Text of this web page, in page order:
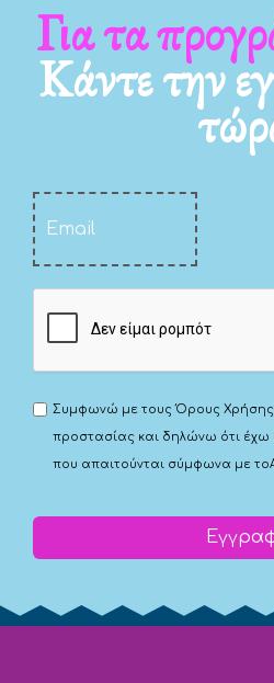
Για τα
Κάντε την
Συμφωνώ με τουςΌρους Χρήσης
προστασίας και δηλώνω ότι έχω
που απαιτούνται σύμφωνα με το